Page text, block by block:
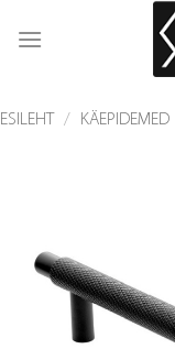
ESILEHT / KÄEPIDEMED